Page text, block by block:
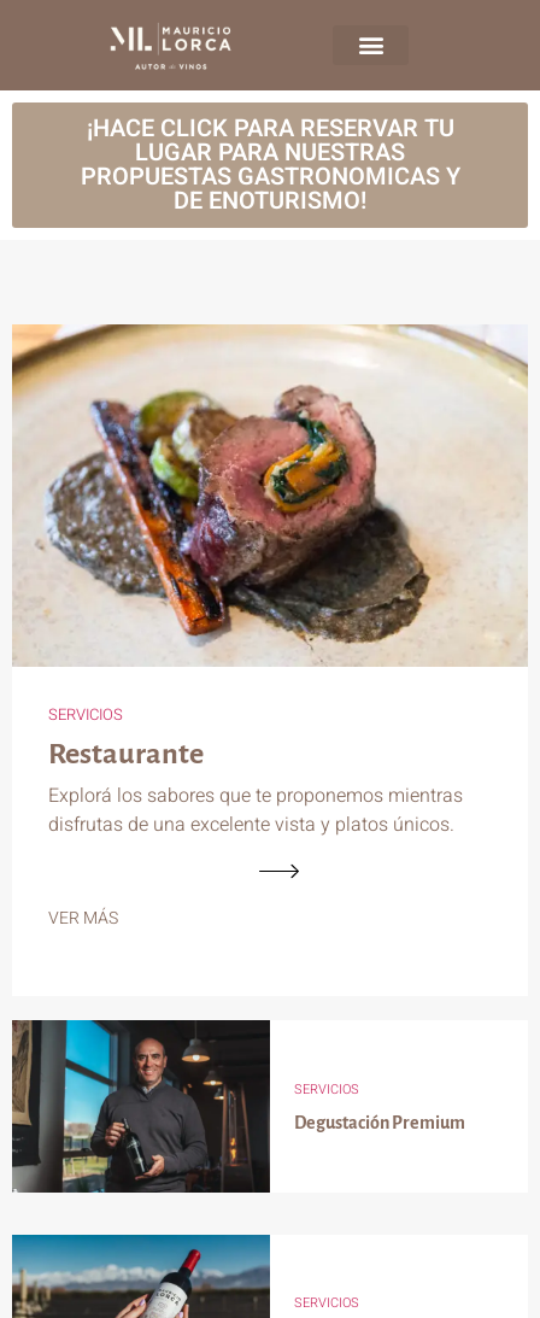
¡HACE CLICK PARA RESERVAR TU
LUGAR PARA NUESTRAS
PROPUESTAS GASTRONOMICAS Y
DE ENOTURISMO!
SERVICIOS
Restaurante
Explorá los sabores que te proponemos mientras
disfrutas de una excelente vista y platos únicos.
VER MÁS
SERVICIOS
Degustación Premium
SERVICIOS